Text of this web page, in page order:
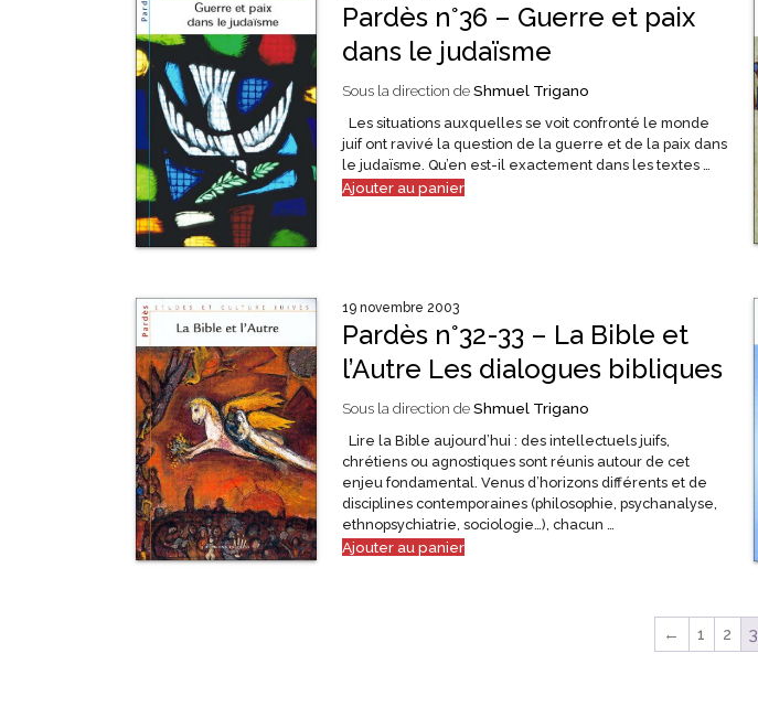
Pardès n°36 – Guerre et paix
dans le judaïsme
Sous la direction deShmuel Trigano
Les situations auxquelles se voit confronté le monde
juif ont ravivé la question de la guerre et de la paix dans
le judaïsme. Qu’en est-il exactement dans les textes …
Ajouter au panier
19 novembre 2003
Pardès n°32-33 – La Bible et
l’Autre Les dialogues bibliques
Sous la direction deShmuel Trigano
Lire la Bible aujourd’hui : des intellectuels juifs,
chrétiens ou agnostiques sont réunis autour de cet
enjeu fondamental. Venus d’horizons différents et de
disciplines contemporaines (philosophie, psychanalyse,
ethnopsychiatrie, sociologie…), chacun …
Ajouter au panier
← 1 2 3